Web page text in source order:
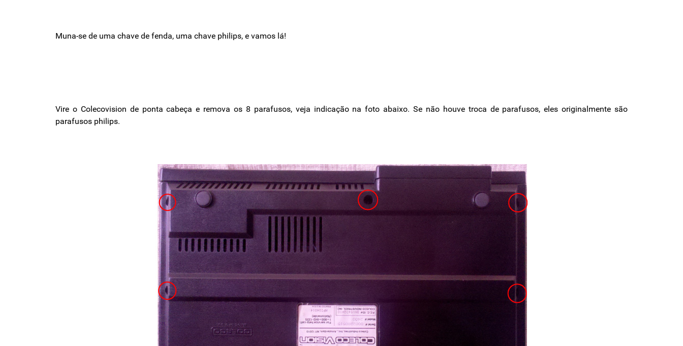
Muna-se de uma chave de fenda, uma chave philips, e vamos lá!
Vire o Colecovision de ponta cabeça e remova os 8 parafusos, veja indicação na foto abaixo. Se não houve troca de parafusos, eles originalmente são
parafusos philips.